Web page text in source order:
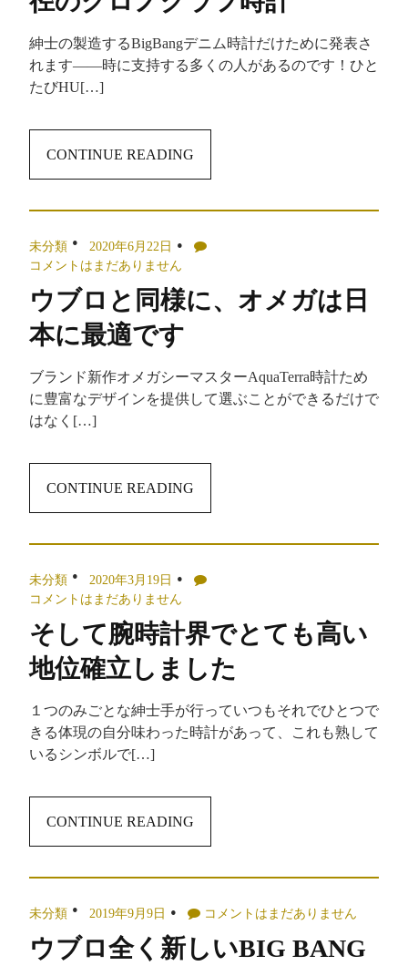
紳士の製造するBigBangデニム時計だけために発表さ
れます――時に支持する多くの人があるのです！ひと
たびHU[…]
CONTINUE READING
未分類
2020年6月22日
コメントはまだありません
ウブロと同様に、オメガは日
本に最適です
ブランド新作オメガシーマスターAquaTerra時計ため
に豊富なデザインを提供して選ぶことができるだけで
はなく[…]
CONTINUE READING
未分類
2020年3月19日
コメントはまだありません
そして腕時計界でとても高い
地位確立しました
１つのみごとな紳士手が行っていつもそれでひとつで
きる体現の自分味わった時計があって、これも熟して
いるシンボルで[…]
CONTINUE READING
未分類 2019年9月9日 コメントはまだありません
ウブロ全く新しいBIG BANG